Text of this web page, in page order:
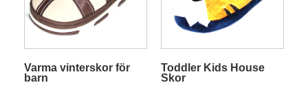
Varma vinterskor för
barn
Toddler Kids House
Skor